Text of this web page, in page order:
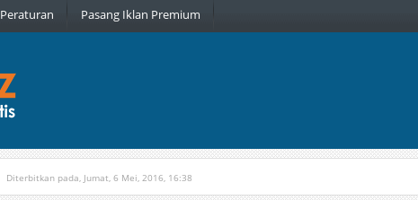
Peraturan Pasang Iklan Premium
Diterbitkan pada, Jumat, 6 Mei, 2016, 16:38